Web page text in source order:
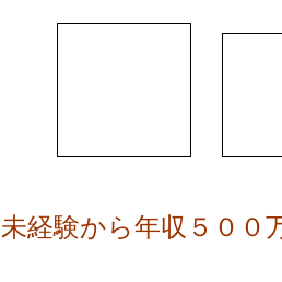
未経験から年収５００